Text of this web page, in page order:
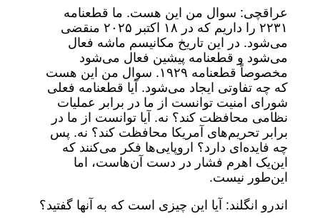
عراقچی: سوال من این هست. ما قطعنامه
۲۲۳۱ را داریم که در ۱۸ اکتبر ۲۰۲۵ منقضی
می‌شود. در این تاریخ مکانیسم ماشه فعال
می‌شود و قطعنامه پیشین فعال می‌شود
مخصوصاً قطعنامه ۱۹۲۹. سوال من این هست
که چه تفاوتی ایجاد می‌شود. آیا قطعنامه فعلی
شورای امنیت توانست از ما در برابر عملیات
نظامی محافظت کند؟ نه. آیا توانست از ما در
برابر تحریم‌های آمریکا محافظت کند؟ نه. پس
چه فایده‌ای دارد؟ اروپایی‌ها فکر می‌کنند که
این‌یک اهرم فشار در دست آن‌هاست، اما
این‌طور نیست.
اندرو انگلند: آیا این چیزی است که به آنها گفتید؟